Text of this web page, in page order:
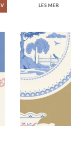
LES MER